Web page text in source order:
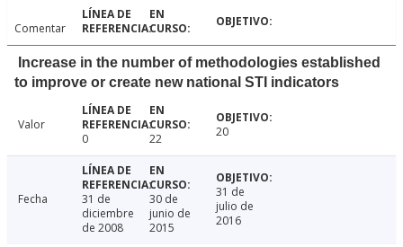
Comentar
Increase in the number of methodologies established
to improve or create new national STI indicators
Valor
0
22 20
Fecha
31 de
diciembre
de 2008
30 de
junio de
2015
31 de
julio de
2016